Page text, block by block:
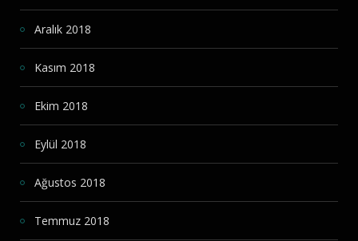
Aralık 2018
Kasım 2018
Ekim 2018
Eylül 2018
Ağustos 2018
Temmuz 2018